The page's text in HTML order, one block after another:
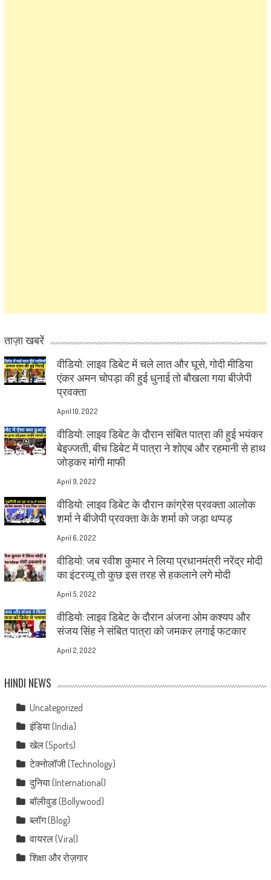
ताज़ा खबरें
वीडियो: लाइव डिबेट में चले लात और घूसे, गोदी मीडिया
एंकर अमन चोपड़ा की हुई धुनाई तो बौखला गया बीजेपी
प्रवक्ता
April 10, 2022
वीडियो: लाइव डिबेट के दौरान संबित पात्रा की हुई भयंकर
बेइज्जती, बीच डिबेट में पात्रा ने शोएब और रहमानी से हाथ
जोड़कर मांगी माफी
April 9, 2022
वीडियो: लाइव डिबेट के दौरान कांग्रेस प्रवक्ता आलोक
शर्मा ने बीजेपी प्रवक्ता के.के शर्मा को जड़ा थप्पड़
April 6, 2022
वीडियो: जब रवीश कुमार ने लिया प्रधानमंत्री नरेंद्र मोदी
का इंटरव्यू तो कुछ इस तरह से हकलाने लगे मोदी
April 5, 2022
वीडियो: लाइव डिबेट के दौरान अंजना ओम कश्यप और
संजय सिंह ने संबित पात्रा को जमकर लगाई फटकार
April 2, 2022
HINDI NEWS
Uncategorized
इंडिया (India)
खेल (Sports)
टेक्नोलॉजी (Technology)
दुनिया (International)
बॉलीवुड (Bollywood)
ब्लॉग (Blog)
वायरल (Viral)
शिक्षा और रोज़गार